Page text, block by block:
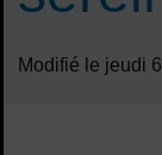
Modifié le jeudi